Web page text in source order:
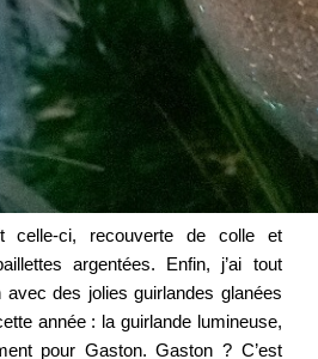
celle-ci, recouverte de colle et
argentées. Enfin, j’ai tout
des jolies guirlandes glanées
année : la guirlande lumineuse,
pour Gaston. Gaston ? C’est